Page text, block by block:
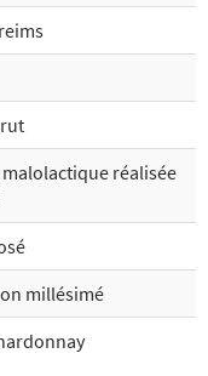
réalisée
millésimé